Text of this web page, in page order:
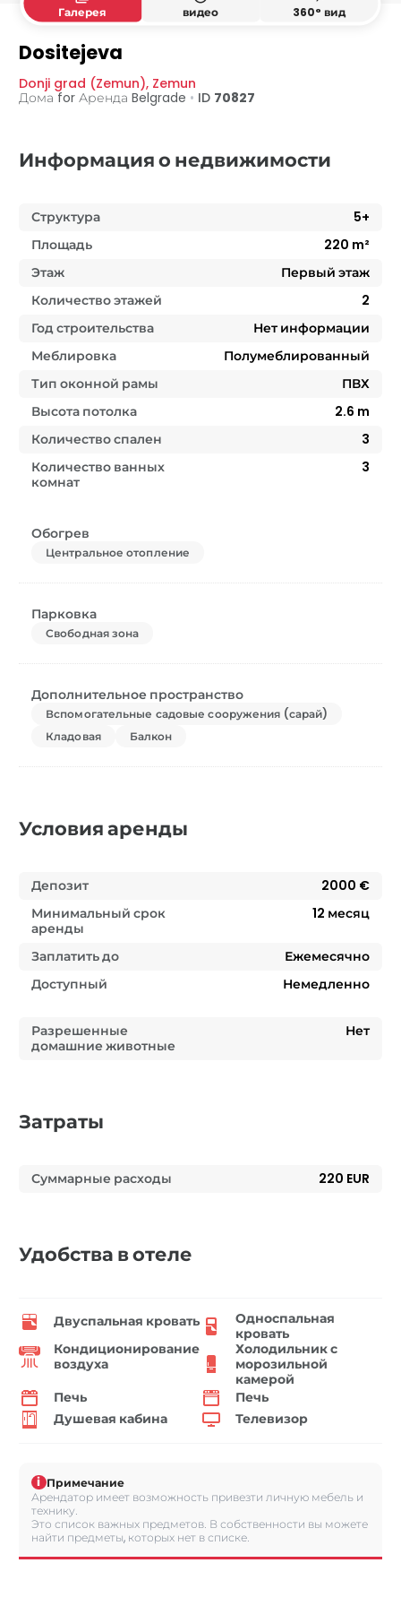
1. уровень
Галерея видео 360° вид
Dositejeva
Donji grad (Zemun), Zemun
Дома for Аренда Belgrade • ID 70827
Информация о недвижимости
Структура
5+
Площадь
220 m²
Этаж
Первый этаж
Количество этажей
2
Год строительства
Нет информации
Меблировка
Полумеблированный
Тип оконной рамы
ПВХ
Высота потолка
2.6 m
Количество спален
3
Количество ванных
комнат
3
Обогрев
Центральное отопление
Парковка
Свободная зона
Дополнительное пространство
Вспомогательные садовые сооружения (сарай)
Кладовая
Балкон
Условия аренды
Депозит
2000 €
Минимальный срок
аренды
12 месяц
Заплатить до
Ежемесячно
Доступный
Немедленно
Разрешенные
домашние животные
Нет
Затраты
Суммарные расходы 220 EUR
Удобства в отеле
Двуспальная кровать
Односпальная
кровать
Кондиционирование
воздуха
Холодильник с
морозильной
камерой
Печь
Печь
Душевая кабина
Телевизор
i Примечание
Арендатор имеет возможность привезти личную мебель и
технику.
Это список важных предметов. В собственности вы можете
найти предметы, которых нет в списке.